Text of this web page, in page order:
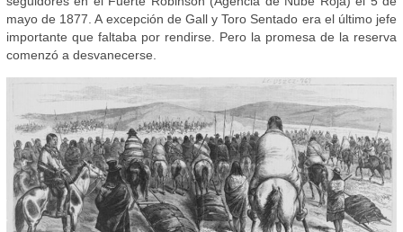
mayo de 1877. A excepción de Gall y Toro Sentado era el último jefe
importante que faltaba por rendirse. Pero la promesa de la reserva
comenzó a desvanecerse.